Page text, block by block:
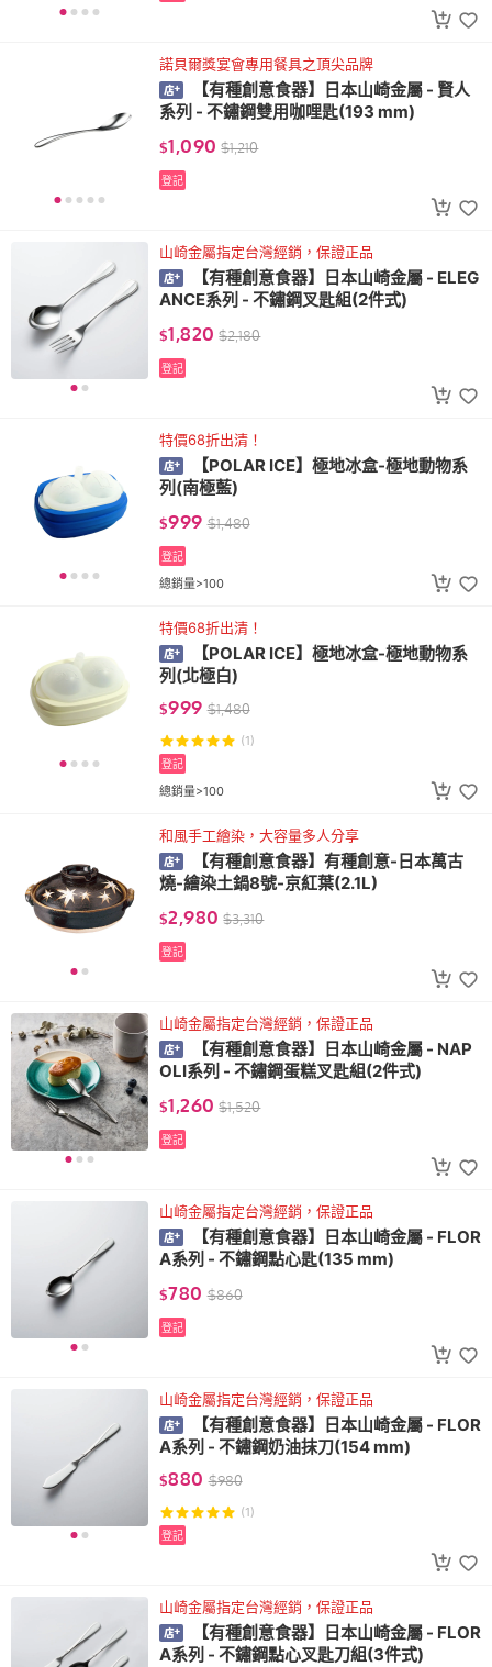
諾貝爾獎宴會專用餐具之頂尖品牌
【有種創意食器】日本山崎金屬 - 賢人
系列 - 不鏽鋼雙用咖哩匙(193 mm)
$1,090 $1,210
登記
山崎金屬指定台灣經銷，保證正品
【有種創意食器】日本山崎金屬 - ELEG
ANCE系列 - 不鏽鋼叉匙組(2件式)
$1,820 $2,180
登記
特價68折出清！
【POLAR ICE】極地冰盒-極地動物系
列(南極藍)
$999 $1,480
總銷量>100
登記
特價68折出清！
【POLAR ICE】極地冰盒-極地動物系
列(北極白)
$999 $1,480
(1)
總銷量>100
登記
和風手工繪染，大容量多人分享
【有種創意食器】有種創意-日本萬古
燒-繪染土鍋8號-京紅葉(2.1L)
$2,980 $3,310
登記
山崎金屬指定台灣經銷，保證正品
【有種創意食器】日本山崎金屬 - NAP
OLI系列 - 不鏽鋼蛋糕叉匙組(2件式)
$1,260 $1,520
登記
山崎金屬指定台灣經銷，保證正品
【有種創意食器】日本山崎金屬 - FLOR
A系列 - 不鏽鋼點心匙(135 mm)
$780 $860
登記
山崎金屬指定台灣經銷，保證正品
【有種創意食器】日本山崎金屬 - FLOR
A系列 - 不鏽鋼奶油抹刀(154 mm)
$880 $980
(1)
登記
山崎金屬指定台灣經銷，保證正品
【有種創意食器】日本山崎金屬 - FLOR
A系列 - 不鏽鋼點心叉匙刀組(3件式)